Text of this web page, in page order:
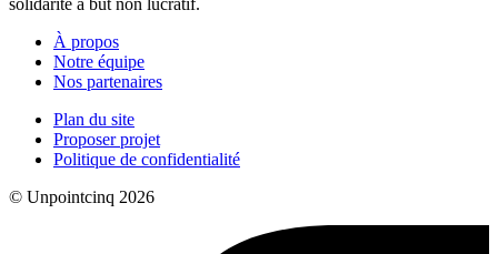
À propos
Notre équipe
Nos partenaires
Plan du site
Proposer projet
Politique de confidentialité
© Unpointcinq 2026